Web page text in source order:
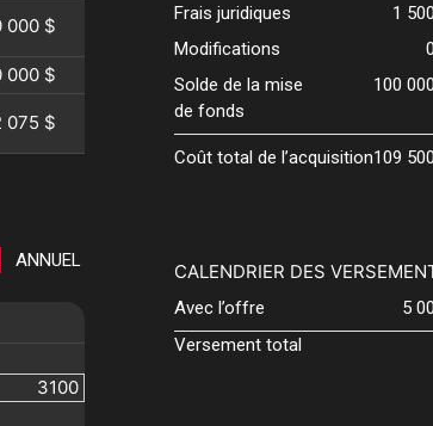
000 $
000 $
075 $
ANNUEL
Frais juridiques
1
Modifications
Solde de la mise
de fonds
100
Coût total de l’acquisition109
CALENDRIER DES
Avec l’offre
5
Versement total